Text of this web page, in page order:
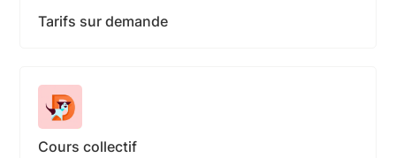
Tarifs sur demande
Cours collectif